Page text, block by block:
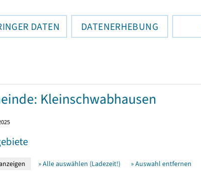
DATEN DATENERHEBUNG
Kleinschwabhausen
» Alle auswählen (Ladezeit!) » Auswahl entfernen